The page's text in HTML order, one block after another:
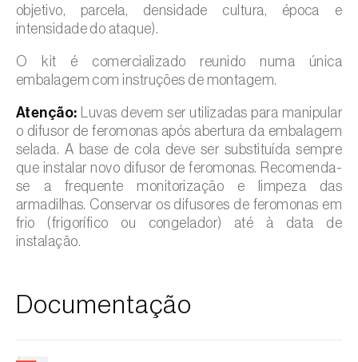
objetivo, parcela, densidade cultura, época e
intensidade do ataque).
O kit é comercializado reunido numa única
embalagem com instruções de montagem.
Atenção: Luvas devem ser utilizadas para manipular
o difusor de feromonas após abertura da embalagem
selada. A base de cola deve ser substituída sempre
que instalar novo difusor de feromonas. Recomenda-
se a frequente monitorização e limpeza das
armadilhas. Conservar os difusores de feromonas em
frio (frigorífico ou congelador) até à data de
instalação.
Documentação